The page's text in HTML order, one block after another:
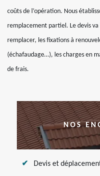
coûts de l’opération. Nous
remplacement partiel. Le devis
remplacer, les fixations à
(échafaudage…), les charges en
de frais.
NOS
Devis et